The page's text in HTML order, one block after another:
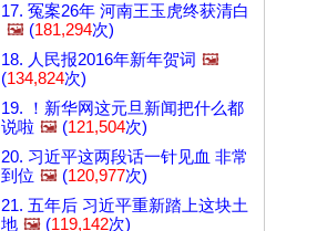
17. 冤案26年 河南王玉虎终获清白
🖼️ (181,294次)
18. 人民报2016年新年贺词 🖼️
(134,824次)
19. ！新华网这元旦新闻把什么都
说啦 🖼️ (121,504次)
20. 习近平这两段话一针见血 非常
到位 🖼️ (120,977次)
21. 五年后 习近平重新踏上这块土
地 🖼️ (119,142次)